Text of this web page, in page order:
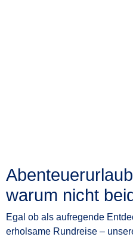
warum nicht
Egal ob als aufregende
erholsame Rundreise –